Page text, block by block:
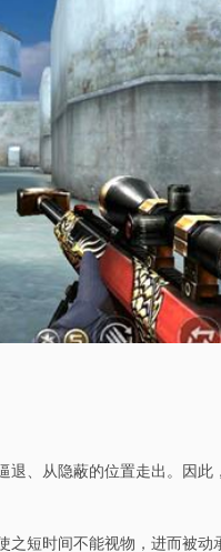
、从隐蔽的位置走出。因
短时间不能视物，进而被